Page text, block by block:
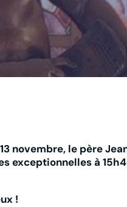
novembre, le père
exceptionnelles à
!